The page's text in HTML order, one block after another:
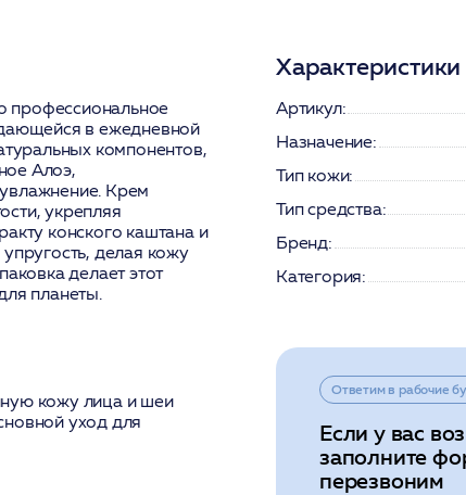
профессиональное
в ежедневной
компонентов,
Алоэ,
Крем
укрепляя
конского каштана и
делая кожу
делает этот
планеты.
кожу лица и шеи
уход для
Характеристики
Артикул:
Назначение:
Тип кожи:
Тип средства:
Бренд:
Категория:
Ответим в рабочие
Если у вас
заполните
перезвоним